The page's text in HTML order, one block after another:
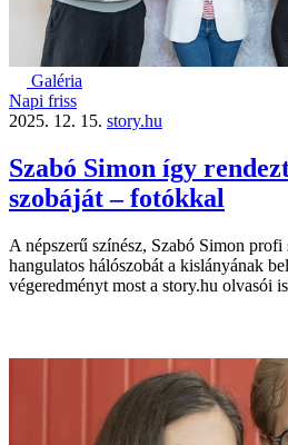
Galéria
Napi friss
2025. 12. 15. story.hu
Szabó Simon így
szobáját – fotókkal
A népszerű színész, Szabó Simon profi
hangulatos hálószobát a kislányának
végeredményt most a story.hu olvasói